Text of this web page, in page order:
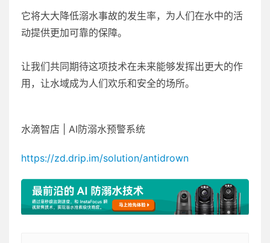
它将大大降低溺水事故的发生率，为人们在水中的活
动提供更加可靠的保障。
让我们共同期待这项技术在未来能够发挥出更大的作
用，让水域成为人们欢乐和安全的场所。
水滴智店 | AI防溺水预警系统
https://zd.drip.im/solution/antidrown